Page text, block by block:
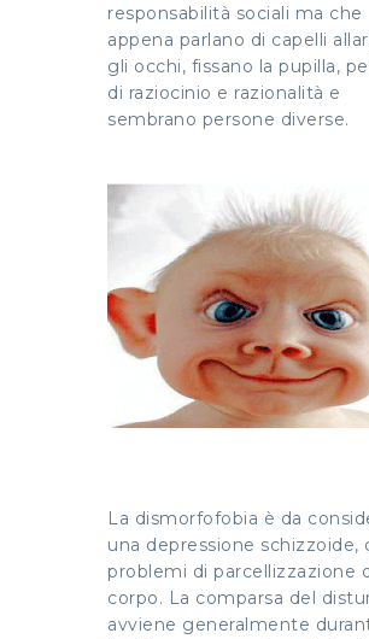
responsabilità sociali ma che
appena parlano di capelli
gli occhi, fissano la pupilla,
di raziocinio e razionalità e
sembrano persone diverse.
La dismorfofobia è da
una depressione schizzoide,
problemi di parcellizzazione
corpo. La comparsa del
avviene generalmente